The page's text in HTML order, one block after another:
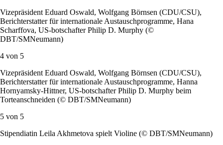
Vizepräsident Eduard Oswald, Wolfgang Börnsen (CDU/CSU),
Berichterstatter für internationale Austauschprogramme, Hana
Scharffova, US-botschafter Philip D. Murphy (©
DBT/SMNeumann)
4 von 5
Vizepräsident Eduard Oswald, Wolfgang Börnsen (CDU/CSU),
Berichterstatter für internationale Austauschprogramme, Hanna
Hornyamsky-Hittner, US-botschafter Philip D. Murphy beim
Torteanschneiden (© DBT/SMNeumann)
5 von 5
Stipendiatin Leila Akhmetova spielt Violine (© DBT/SMNeumann)